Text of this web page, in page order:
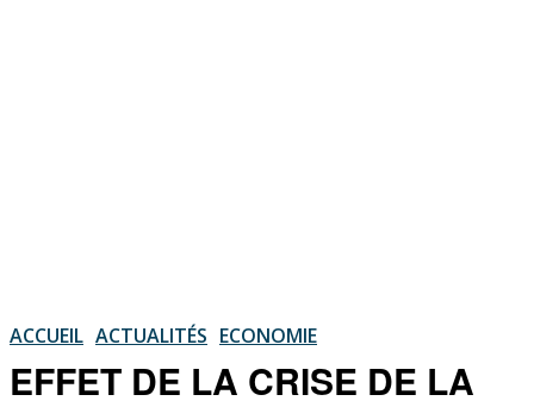
ACCUEIL ACTUALITÉS ECONOMIE
EFFET DE LA CRISE DE LA